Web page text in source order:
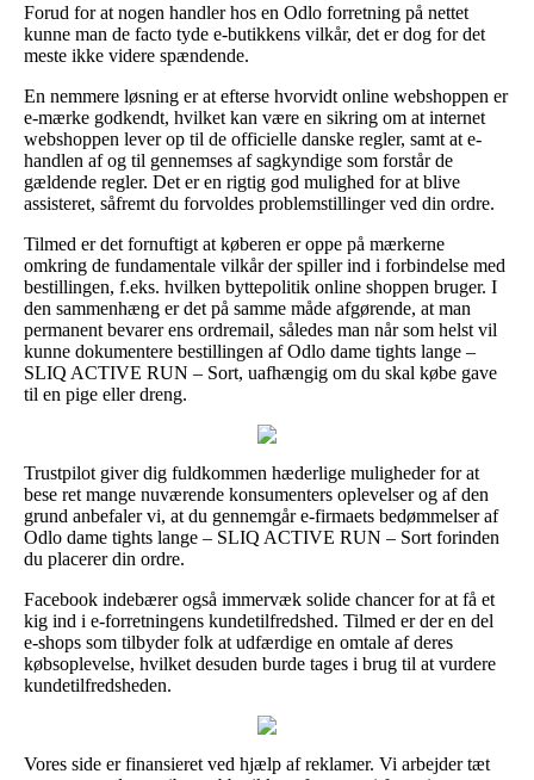
Forud for at nogen handler hos en Odlo forretning på nettet
kunne man de facto tyde e-butikkens vilkår, det er dog for det
meste ikke videre spændende.
En nemmere løsning er at efterse hvorvidt online webshoppen er
e-mærke godkendt, hvilket kan være en sikring om at internet
webshoppen lever op til de officielle danske regler, samt at e-
handlen af og til gennemses af sagkyndige som forstår de
gældende regler. Det er en rigtig god mulighed for at blive
assisteret, såfremt du forvoldes problemstillinger ved din ordre.
Tilmed er det fornuftigt at køberen er oppe på mærkerne
omkring de fundamentale vilkår der spiller ind i forbindelse med
bestillingen, f.eks. hvilken byttepolitik online shoppen bruger. I
den sammenhæng er det på samme måde afgørende, at man
permanent bevarer ens ordremail, således man når som helst vil
kunne dokumentere bestillingen af Odlo dame tights lange –
SLIQ ACTIVE RUN – Sort, uafhængig om du skal købe gave
til en pige eller dreng.
Trustpilot giver dig fuldkommen hæderlige muligheder for at
bese ret mange nuværende konsumenters oplevelser og af den
grund anbefaler vi, at du gennemgår e-firmaets bedømmelser af
Odlo dame tights lange – SLIQ ACTIVE RUN – Sort forinden
du placerer din ordre.
Facebook indebærer også immervæk solide chancer for at få et
kig ind i e-forretningens kundetilfredshed. Tilmed er der en del
e-shops som tilbyder folk at udfærdige en omtale af deres
købsoplevelse, hvilket desuden burde tages i brug til at vurdere
kundetilfredsheden.
Vores side er finansieret ved hjælp af reklamer. Vi arbejder tæt